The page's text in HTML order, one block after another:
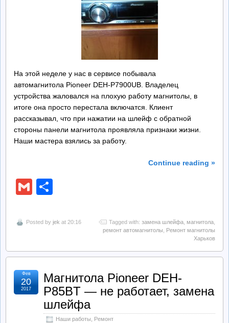
На этой неделе у нас в сервисе побывала
автомагнитола Pioneer DEH-P7900UB. Владелец
устройства жаловался на плохую работу магнитолы, в
итоге она просто перестала включатся. Клиент
рассказывал, что при нажатии на шлейф с обратной
стороны панели магнитола проявляла признаки жизни.
Наши мастера взялись за работу.
Continue reading »
Gmail
Posted by jek at 20:16 Tagged with: замена шлейфа магнитола
ремонт автомагнитолы
Ремонт магнитолы
Харьков
Магнитола Pioneer DEH-
P85BT — не работает, замена
шлейфа
Наши работы Ремонт
Фев
20
2017